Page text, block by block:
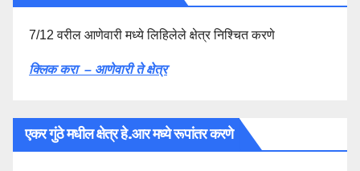
7/12 वरील आणेवारी मध्ये लिहिलेले क्षेत्र निश्चित करणे
क्लिक करा – आणेवारी ते क्षेत्र
एकर गुंठे मधील क्षेत्र हे.आर मध्ये रूपांतर करणे